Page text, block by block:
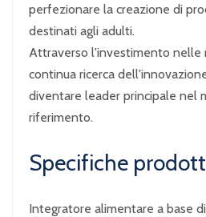
perfezionare la creazione di
destinati agli adulti.
Attraverso l'investimento nelle
continua ricerca
diventare leader principale nel
riferimento.
Specifiche
Integratore alimentare a base